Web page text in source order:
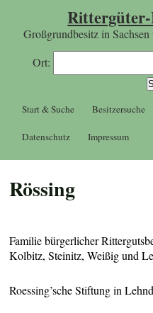
Großgrundbesitz in
Ort:
Start & Suche Besitzersuche
Datenschutz Impressum
Rössing
Familie bürgerlicher
Kolbitz, Steinitz, Weißig und
Roessing’sche Stiftung in